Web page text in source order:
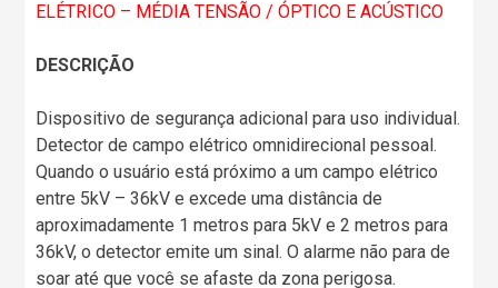
ELÉTRICO – MÉDIA TENSÃO / ÓPTICO E ACÚSTICO
DESCRIÇÃO
Dispositivo de segurança adicional para uso individual.
Detector de campo elétrico omnidirecional pessoal.
Quando o usuário está próximo a um campo elétrico
entre 5kV – 36kV e excede uma distância de
aproximadamente 1 metros para 5kV e 2 metros para
36kV, o detector emite um sinal. O alarme não para de
soar até que você se afaste da zona perigosa.